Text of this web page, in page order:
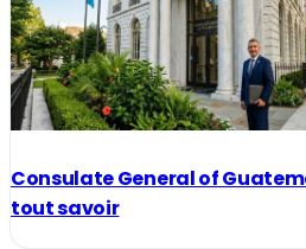
Consulate General of
tout savoir